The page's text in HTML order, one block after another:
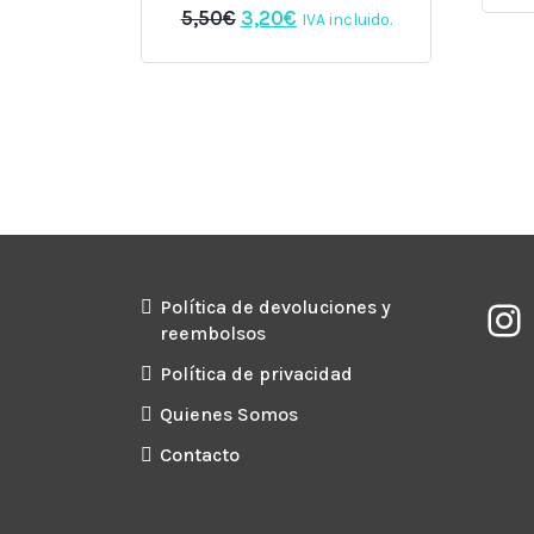
5,50€ El
original
3,20€El
actual
IVA incluido.
Política de devoluciones y
reembolsos
Política de privacidad
Quienes Somos
Contacto